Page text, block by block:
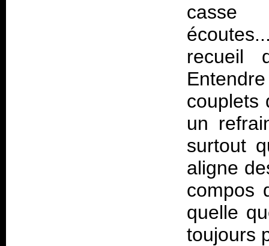
casse
recueil
couplets
un
surtout
aligne
compos
quelle
toujours